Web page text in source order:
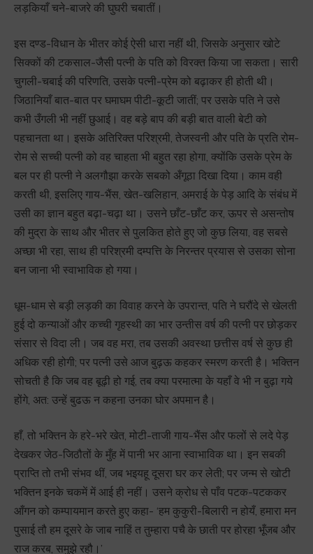
लड़कियाँ चने-बाजरे की घुघरी चबातीं।
इस दण्ड-विधान के भीतर कोई ऐसी धारा नहीं थी, जिसके अनुसार खोटे
सिक्कों की टकसाल-जैसी पत्नी के पति को विरक्त किया जा सकता। सारी
चुगली-चबाई की परिणति, उसके पत्नी-प्रेम को बढ़ाकर ही होती थी।
जिठानियाँ बात-बात पर घमाघम पीटी-कूटी जातीं; पर उसके पति ने उसे
कभी उँगली भी नहीं छुआई। वह बड़े बाप की बड़ी बात वाली बेटी को
पहचानता था। इसके अतिरिक्त परिश्रमी, तेजस्वनी और पति के प्रति रोम-
रोम से सच्ची पत्नी को वह चाहता भी बहुत रहा होगा, क्योंकि उसके प्रेम के
बल पर ही पत्नी ने अलगौझा करके सबको अँगूठा दिखा दिया। काम वही
करती थी, इसलिए गाय-भैंस, खेत-खलिहान, अमराई के पेड़ आदि के संबंध में
उसी का ज्ञान बहुत बढ़ा-चढ़ा था। उसने छाँट-छाँट कर, ऊपर से असन्तोष
की मुद्रा के साथ और भीतर से पुलकित होते हुए जो कुछ लिया, वह सबसे
अच्छा भी रहा, साथ ही परिश्रमी दम्पत्ति के निरन्तर प्रयास से उसका सोना
बन जाना भी स्वाभाविक हो गया।
धूम-धाम से बड़ी लड़की का विवाह करने के उपरान्त, पति ने घरौंदे से खेलती
हुई दो कन्याओं और कच्ची गृहस्थी का भार उन्तीस वर्ष की पत्नी पर छोड़कर
संसार से विदा ली। जब वह मरा, तब उसकी अवस्था छत्तीस वर्ष से कुछ ही
अधिक रही होगी; पर पत्नी उसे आज बुढ़ऊ कहकर स्मरण करती है। भक्तिन
सोचती है कि जब वह बूढ़ी हो गई, तब क्या परमात्मा के यहाँ वे भी न बुढ़ा गये
होंगे, अत: उन्हें बुढऊ न कहना उनका घोर अपमान है।
हाँ, तो भक्तिन के हरे-भरे खेत, मोटी-ताजी गाय-भैंस और फलों से लदे पेड़
देखकर जेठ-जिठौतों के मुँह में पानी भर आना स्वाभाविक था। इन सबकी
प्राप्ति तो तभी संभव थीं, जब भइयहू दूसरा घर कर लेती; पर जन्म से खोटी
भक्तिन इनके चकमें में आई ही नहीं। उसने क्रोध से पाँव पटक-पटककर
आँगन को कम्पायमान करते हुए कहा- ‘हम कुकुरी-बिलारी न होयँ, हमारा मन
पुसाई तौ हम दूसरे के जाब नाहिं त तुम्हारा पचै के छाती पर होरहा भूँजब और
राज करब, समुझे रहौ।’